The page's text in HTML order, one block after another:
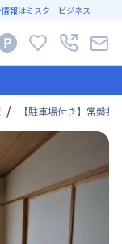
報はミスタービジネス
【駐車場付き】常磐